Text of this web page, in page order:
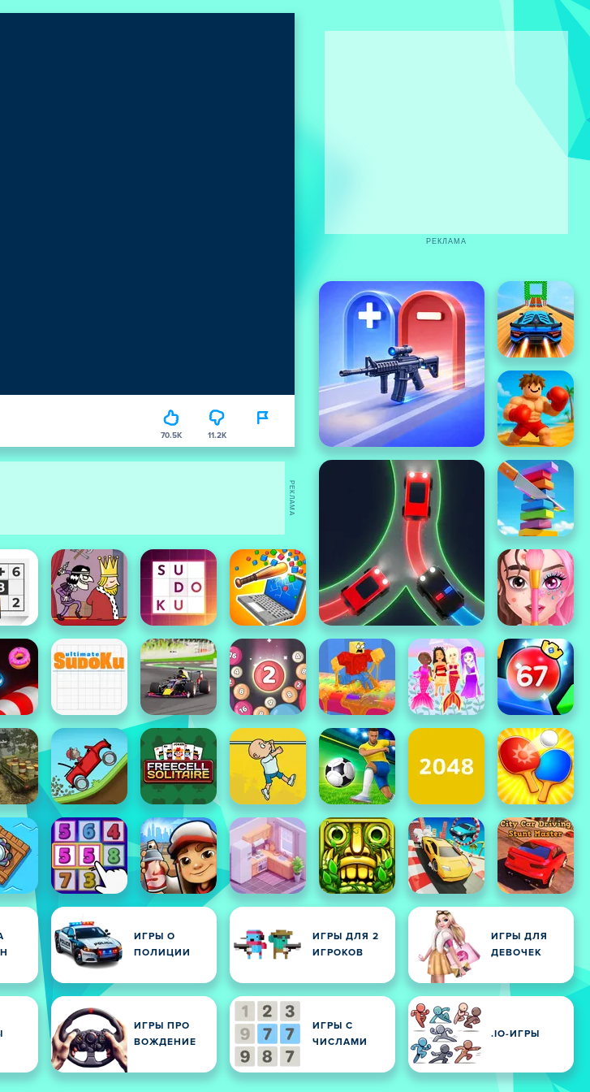
70.5K 11.2K
ИГРЫ О
ПОЛИЦИИ
ИГРЫ ДЛЯ 2
ИГРОКОВ
ИГРЫ ДЛЯ
ДЕВОЧЕК
ИГРЫ ПРО
ВОЖДЕНИЕ
ИГРЫ С
ЧИСЛАМИ
.IO-ИГРЫ
РЕКЛАМА
РЕКЛАМА